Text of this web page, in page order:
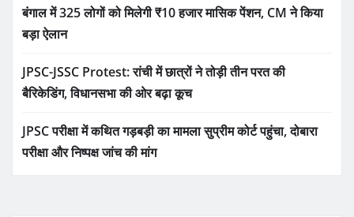
बंगाल में 325 लोगों को मिलेगी ₹10 हजार मासिक पेंशन, CM ने किया
बड़ा ऐलान
JPSC-JSSC Protest: रांची में छात्रों ने तोड़ी तीन परत की
बैरिकेडिंग, विधानसभा की ओर बढ़ा कूच
JPSC परीक्षा में कथित गड़बड़ी का मामला सुप्रीम कोर्ट पहुंचा, दोबारा
परीक्षा और निष्पक्ष जांच की मांग